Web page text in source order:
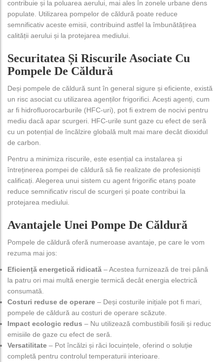
contribuie și la poluarea aerului, mai ales în zonele urbane dens
populate. Utilizarea pompelor de căldură poate reduce
semnificativ aceste emisii, contribuind astfel la îmbunătățirea
calității aerului și la protejarea mediului.
Securitatea Și Riscurile Asociate Cu
Pompele De Căldură
Deși pompele de căldură sunt în general sigure și eficiente, există
un risc asociat cu utilizarea agenților frigorifici. Acești agenți, cum
ar fi hidrofluorocarburile (HFC-uri), pot fi extrem de nocivi pentru
mediu dacă apar scurgeri. HFC-urile sunt gaze cu efect de seră
cu un potențial de încălzire globală mult mai mare decât dioxidul
de carbon.
Pentru a minimiza riscurile, este esențial ca instalarea și
întreținerea pompei de căldură să fie realizate de profesioniști
calificați. Alegerea unui sistem cu agent frigorific etanș poate
reduce semnificativ riscul de scurgeri și poate contribui la
protejarea mediului.
Avantajele Unei Pompe De Căldură
Pompele de căldură oferă numeroase avantaje, pe care le vom
rezuma mai jos:
Eficiență energetică ridicată – Acestea furnizează de trei până
la patru ori mai multă energie termică decât energia electrică
consumată.
Costuri reduse de operare – Deși costurile inițiale pot fi mari,
pompele de căldură au costuri de operare scăzute.
Impact ecologic redus – Nu utilizează combustibili fosili și reduc
emisiile de gaze cu efect de seră.
Versatilitate – Pot încălzi și răci locuințele, oferind o soluție
completă pentru controlul temperaturii interioare.